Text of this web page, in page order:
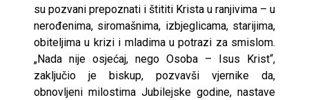
su pozvani prepoznati i štititi Krista u ranjivima – u
nerođenima, siromašnima, izbjeglicama, starijima,
obiteljima u krizi i mladima u potrazi za smislom.
„Nada nije osjećaj, nego Osoba – Isus Krist“,
zaključio je biskup, pozvavši vjernike da,
obnovljeni milostima Jubilejske godine, nastave